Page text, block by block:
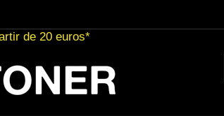
de 20 euros*